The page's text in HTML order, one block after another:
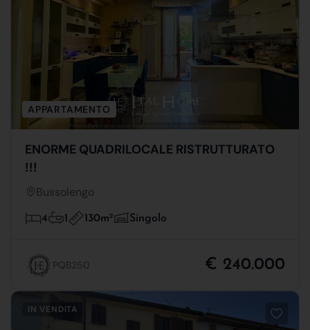
APPARTAMENTO
ENORME QUADRILOCALE RISTRUTTURATO
!!!
Bussolengo
4 1 130m2 Singolo
PQB250 € 240.000
IN VENDITA